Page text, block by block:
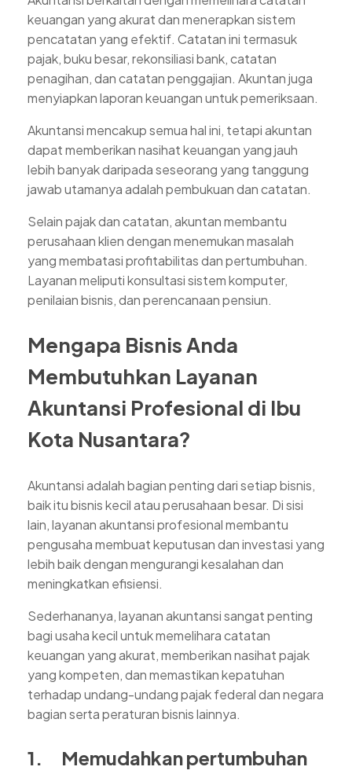
keuangan yang akurat dan menerapkan sistem
pencatatan yang efektif. Catatan ini termasuk
pajak, buku besar, rekonsiliasi bank, catatan
penagihan, dan catatan penggajian. Akuntan juga
menyiapkan laporan keuangan untuk pemeriksaan.
Akuntansi mencakup semua hal ini, tetapi akuntan
dapat memberikan nasihat keuangan yang jauh
lebih banyak daripada seseorang yang tanggung
jawab utamanya adalah pembukuan dan catatan.
Selain pajak dan catatan, akuntan membantu
perusahaan klien dengan menemukan masalah
yang membatasi profitabilitas dan pertumbuhan.
Layanan meliputi konsultasi sistem komputer,
penilaian bisnis, dan perencanaan pensiun.
Mengapa Bisnis Anda
Membutuhkan Layanan
Akuntansi Profesional di Ibu
Kota Nusantara?
Akuntansi adalah bagian penting dari setiap bisnis,
baik itu bisnis kecil atau perusahaan besar. Di sisi
lain, layanan akuntansi profesional membantu
pengusaha membuat keputusan dan investasi yang
lebih baik dengan mengurangi kesalahan dan
meningkatkan efisiensi.
Sederhananya, layanan akuntansi sangat penting
bagi usaha kecil untuk memelihara catatan
keuangan yang akurat, memberikan nasihat pajak
yang kompeten, dan memastikan kepatuhan
terhadap undang-undang pajak federal dan negara
bagian serta peraturan bisnis lainnya.
1. Memudahkan pertumbuhan